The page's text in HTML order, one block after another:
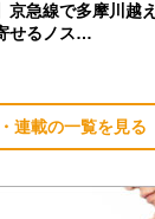
京急線で多摩川越
せるノス…
連載の一覧を見る